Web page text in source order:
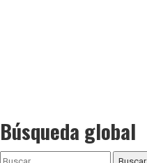
Búsqueda global